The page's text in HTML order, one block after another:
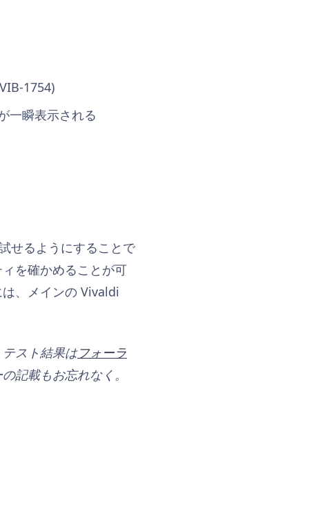
1754)
一瞬表示される
せるようにすることで
を確かめることが可
、メインの Vivaldi
スト結果はフォーラ
記載もお忘れなく。